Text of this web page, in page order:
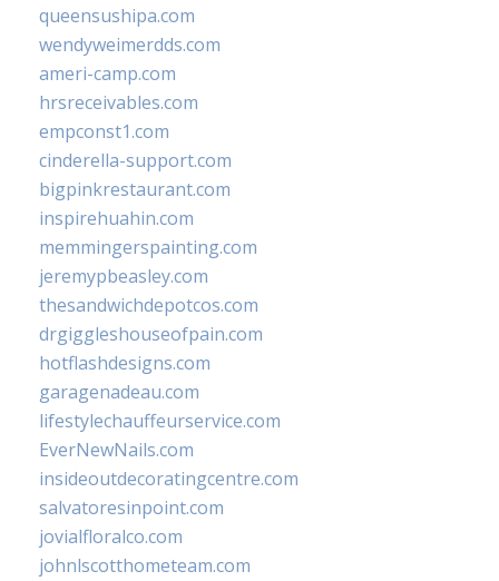
queensushipa.com
wendyweimerdds.com
ameri-camp.com
hrsreceivables.com
empconst1.com
cinderella-support.com
bigpinkrestaurant.com
inspirehuahin.com
memmingerspainting.com
jeremypbeasley.com
thesandwichdepotcos.com
drgiggleshouseofpain.com
hotflashdesigns.com
garagenadeau.com
lifestylechauffeurservice.com
EverNewNails.com
insideoutdecoratingcentre.com
salvatoresinpoint.com
jovialfloralco.com
johnlscotthometeam.com